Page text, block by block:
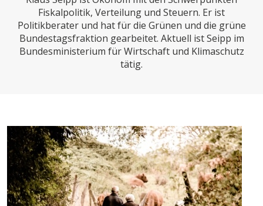
SUCHE
ABO/LOGIN
ECONOMISTS FOR FUTURE
DEUTSCHLAND
Fiskalpolitik, Verteilung und Steuern. Er ist
Politikberater und hat für die Grünen und die grüne
Bundestagsfraktion gearbeitet. Aktuell ist Seipp im
Bundesministerium für Wirtschaft und Klimaschutz
tätig.